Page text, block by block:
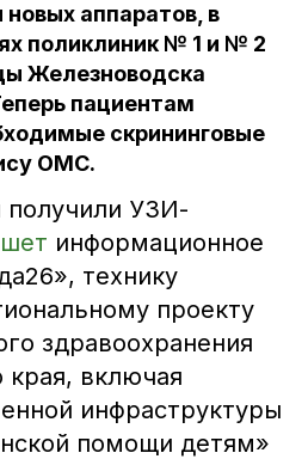
аппаратов, в
поликлиник № 1 и № 2
Железноводска
пациентам
скрининговые
ОМС.
получили УЗИ-
информационное
технику
проекту
здравоохранения
края, включая
инфраструктуры
помощи детям»